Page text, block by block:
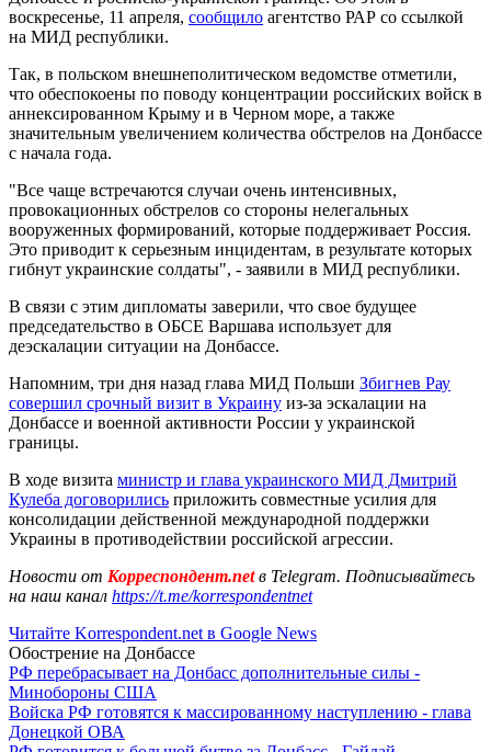
воскресенье, 11 апреля, сообщило агентство РАР со ссылкой
на МИД республики.
Так, в польском внешнеполитическом ведомстве отметили,
что обеспокоены по поводу концентрации российских войск в
аннексированном Крыму и в Черном море, а также
значительным увеличением количества обстрелов на Донбассе
с начала года.
"Все чаще встречаются случаи очень интенсивных,
провокационных обстрелов со стороны нелегальных
вооруженных формирований, которые поддерживает Россия.
Это приводит к серьезным инцидентам, в результате которых
гибнут украинские солдаты", - заявили в МИД республики.
В связи с этим дипломаты заверили, что свое будущее
председательство в ОБСЕ Варшава использует для
деэскалации ситуации на Донбассе.
Напомним, три дня назад глава МИД Польши Збигнев Рау
совершил срочный визит в Украину из-за эскалации на
Донбассе и военной активности России у украинской
границы.
В ходе визита министр и глава украинского МИД Дмитрий
Кулеба договорились приложить совместные усилия для
консолидации действенной международной поддержки
Украины в противодействии российской агрессии.
Новости от Корреспондент.netв Telegram. Подписывайтесь
на наш канал https://t.me/korrespondentnet
Читайте Korrespondent.net в Google News
Обострение на Донбассе
РФ перебрасывает на Донбасс дополнительные силы -
Минобороны США
Войска РФ готовятся к массированному наступлению - глава
Донецкой ОВА